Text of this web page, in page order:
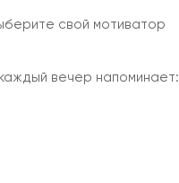
свой мотиватор
вечер напоминает: